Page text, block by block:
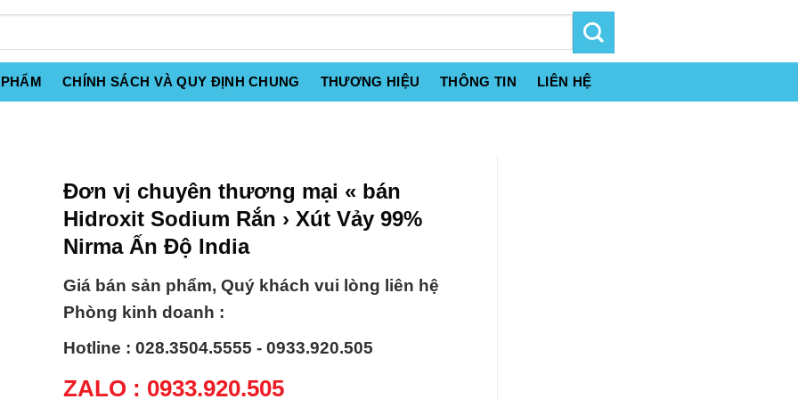
CHÍNH SÁCH VÀ QUY ĐỊNH CHUNG THƯƠNG HIỆU THÔNG TIN LIÊN HỆ
Đơn vị chuyên thương mại « bán
Hidroxit Sodium Rắn › Xút Vảy 99%
Nirma Ấn Độ India
Giá bán sản phẩm, Quý khách vui lòng liên hệ
Phòng kinh doanh :
Hotline : 028.3504.5555 - 0933.920.505
ZALO : 0933.920.505